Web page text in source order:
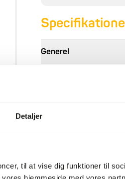
Detaljer
til at vise dig funktioner til
Generel
Salgsenhed